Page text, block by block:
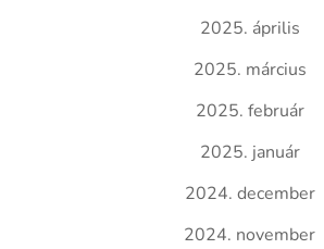
2025. április
2025. március
2025. február
2025. január
2024. december
2024. november